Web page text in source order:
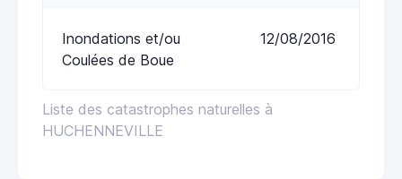
Liste des catastrophes naturelles à
HUCHENNEVILLE
Inondations et/ou
Coulées de Boue
12/08/2016